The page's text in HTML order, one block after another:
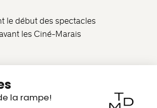
le début des spectacles
les Ciné-Marais